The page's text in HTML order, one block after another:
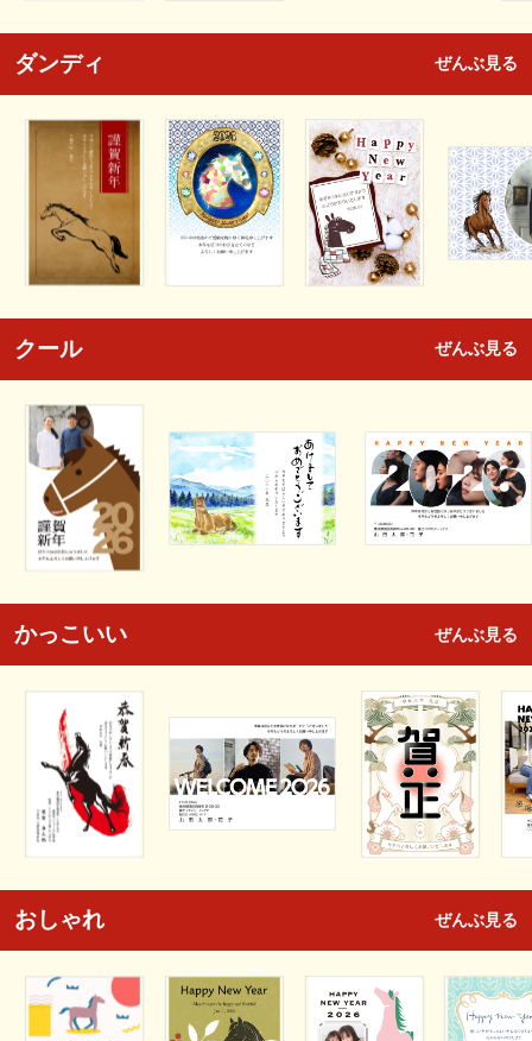
ダンディ ぜんぶ見る
クール ぜんぶ見る
かっこいい ぜんぶ見る
おしゃれ ぜんぶ見る